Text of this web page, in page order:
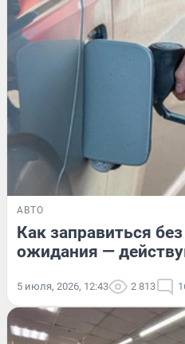
АВТО
Как заправиться
ожидания —
5 июля, 2026, 12:43 2 813